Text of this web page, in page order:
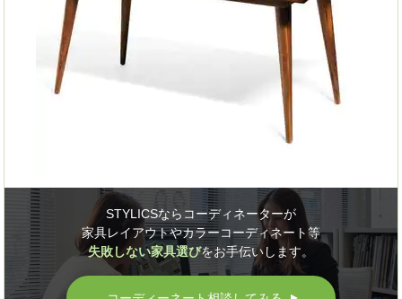
STYLICSならコーディネーターが
家具レイアウトやカラーコーディネート等
失敗しない家具選びをお手伝いします。